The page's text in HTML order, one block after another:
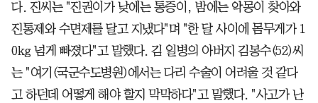
다. 진씨는 "진권이가 낮에는 통증이, 밤에는 악몽이 찾아와
진통제와 수면제를 달고 지냈다"며 "한 달 사이에 몸무게가 1
0kg 넘게 빠졌다"고 말했다. 김 일병의 아버지 김봉수(52)씨
는 "여기(국군수도병원)에서는 다리 수술이 어려울 것 같다
고 하던데 어떻게 해야 할지 막막하다"고 말했다. "사고가 난